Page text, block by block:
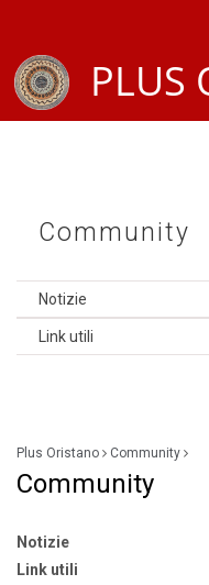
PLUS
Community
Notizie
Link utili
Plus Oristano Community
Community
Notizie
Link utili